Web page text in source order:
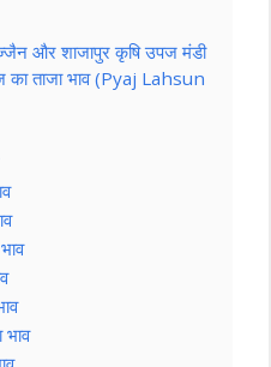
और शाजापुर कृषि उपज मंडी
ताजा भाव (Pyaj Lahsun